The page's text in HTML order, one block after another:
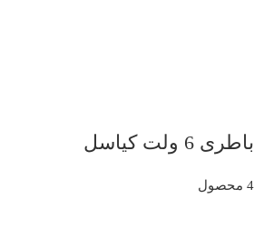
باطری 6 ولت کیاسل
4 محصول